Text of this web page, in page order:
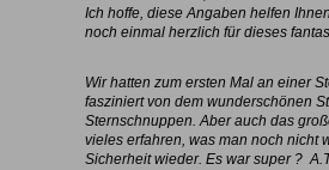
Ich hoffe, diese Angaben helfen
noch einmal herzlich für dieses
Wir hatten zum ersten Mal an einer
fasziniert von dem wunderschönen
Sternschnuppen. Aber auch das
vieles erfahren, was man noch nicht
Sicherheit wieder. Es war super ?